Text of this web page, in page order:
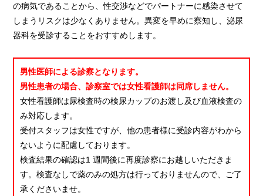
の病気であることから、性交渉などでパートナーに感染させて
しまうリスクは少なくありません。異変を早めに察知し、泌尿
器科を受診することをおすすめします。
男性医師による診察となります。
男性患者の場合、診察室では女性看護師は同席しません。
女性看護師は尿検査時の検尿カップのお渡し及び血液検査の
み対応します。
受付スタッフは女性ですが、他の患者様に受診内容がわから
ないように配慮しております。
検査結果の確認は1 週間後に再度診察にお越しいただきま
す。検査なしで薬のみの処方は行っておりませんので、ご了
承くださいませ。